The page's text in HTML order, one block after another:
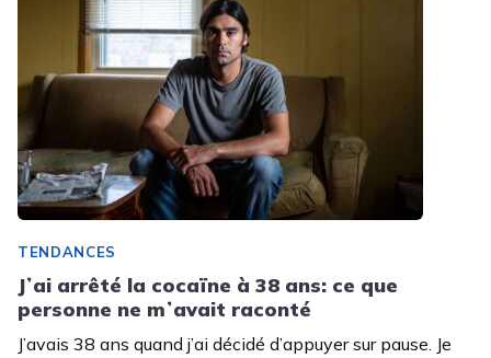
TENDANCES
Jʼai arrêté la cocaïne à 38 ans: ce que
personne ne mʼavait raconté
J’avais 38 ans quand j’ai décidé d’appuyer sur pause. Je